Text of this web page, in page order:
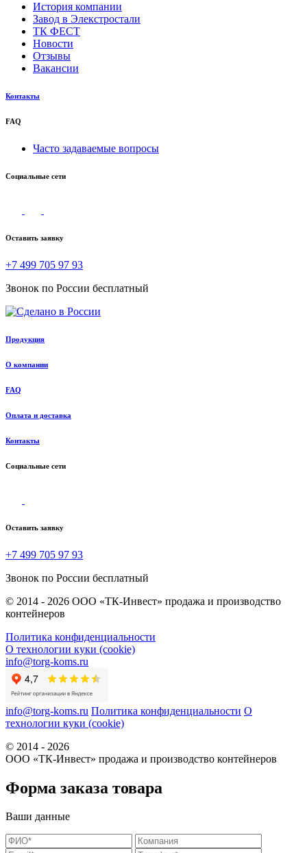
История компании
Завод в Элекстростали
ТК ФЕСТ
Новости
Отзывы
Вакансии
Контакты
FAQ
Часто задаваемые вопросы
Социальные сети
Оставить заявку
+7 499 705 97 93
Звонок по России бесплатный
Продукция
О компании
FAQ
Оплата и доставка
Контакты
Социальные сети
Оставить заявку
+7 499 705 97 93
Звонок по России бесплатный
© 2014 - 2026 ООО «ТК-Инвест» продажа и производство
контейнеров
Политика конфиденциальности
О технологии куки (cookie)
info@torg-koms.ru
info@torg-koms.ru Политика конфиденциальности О
технологии куки (cookie)
© 2014 - 2026
ООО «ТК-Инвест» продажа и производство контейнеров
Форма заказа товара
Ваши данные